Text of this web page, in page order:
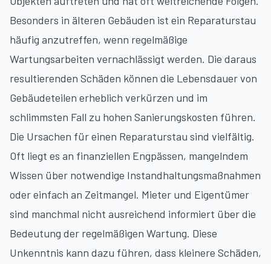
Besonders in älteren Gebäuden ist ein Reparaturstau
häufig anzutreffen, wenn regelmäßige
Wartungsarbeiten vernachlässigt werden. Die daraus
resultierenden Schäden können die Lebensdauer von
Gebäudeteilen erheblich verkürzen und im
schlimmsten Fall zu hohen Sanierungskosten führen.
Die Ursachen für einen Reparaturstau sind vielfältig.
Oft liegt es an finanziellen Engpässen, mangelndem
Wissen über notwendige Instandhaltungsmaßnahmen
oder einfach an Zeitmangel. Mieter und Eigentümer
sind manchmal nicht ausreichend informiert über die
Bedeutung der regelmäßigen Wartung. Diese
Unkenntnis kann dazu führen, dass kleinere Schäden,